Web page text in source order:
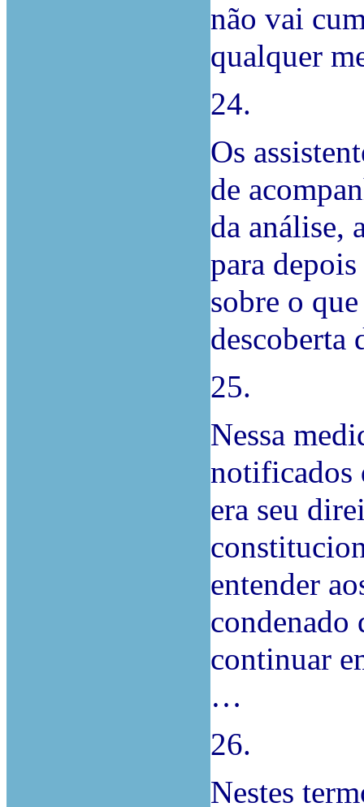
não vai
qualquer
24.
Os
de
da análise,
para
sobre o
descoberta
25.
Nessa
notificados
era seu
entender
condenado
continuar
…
26.
Nestes